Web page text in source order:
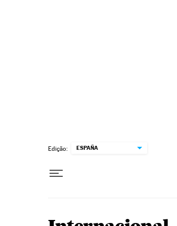
Edição: ESPAÑA